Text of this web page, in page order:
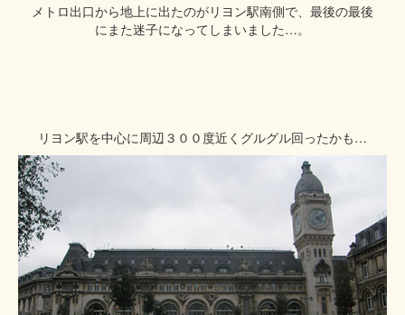
メトロ出口から地上に出たのがリヨン駅南側で、最後の最後
にまた迷子になってしまいました…。
リヨン駅を中心に周辺３００度近くグルグル回ったかも…